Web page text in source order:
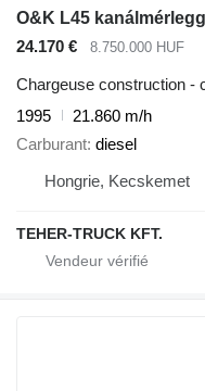
O&K L45
24.170 €
8.750.000 HUF
Chargeuse construction -
1995
21.860 m/h
Carburant diesel
Hongrie, Kecskemet
TEHER-TRUCK KFT.